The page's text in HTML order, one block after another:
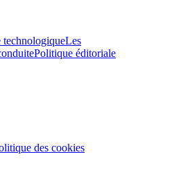
technologiqueLes
Politique éditoriale
des cookies